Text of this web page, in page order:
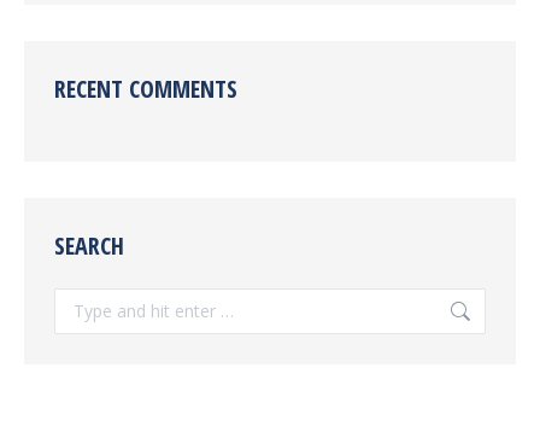
RECENT COMMENTS
SEARCH